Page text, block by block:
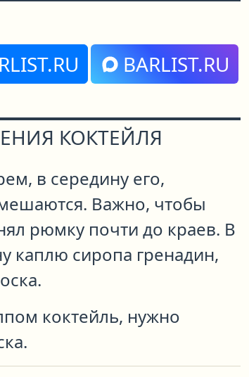
BARLIST.RU
КОКТЕЙЛЯ
в середину его,
Важно, чтобы
рюмку почти до краев. В
каплю сиропа гренадин,
коктейль, нужно